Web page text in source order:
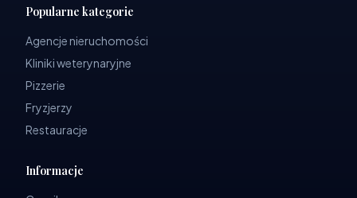
Popularne kategorie
Agencje nieruchomości
Kliniki weterynaryjne
Pizzerie
Fryzjerzy
Restauracje
Informacje